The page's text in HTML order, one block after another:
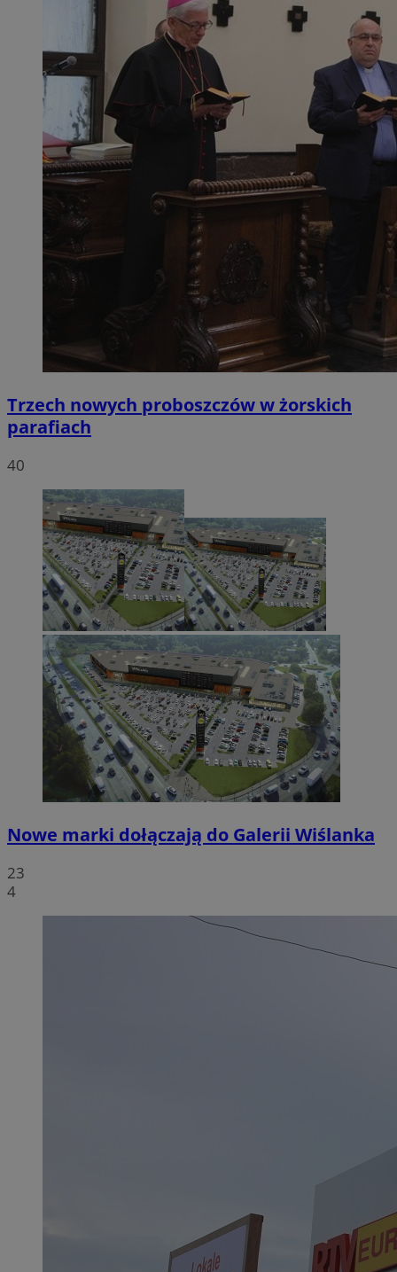
Trzech nowych proboszczów w żorskich
parafiach
40
Nowe marki dołączają do Galerii Wiślanka
23
4